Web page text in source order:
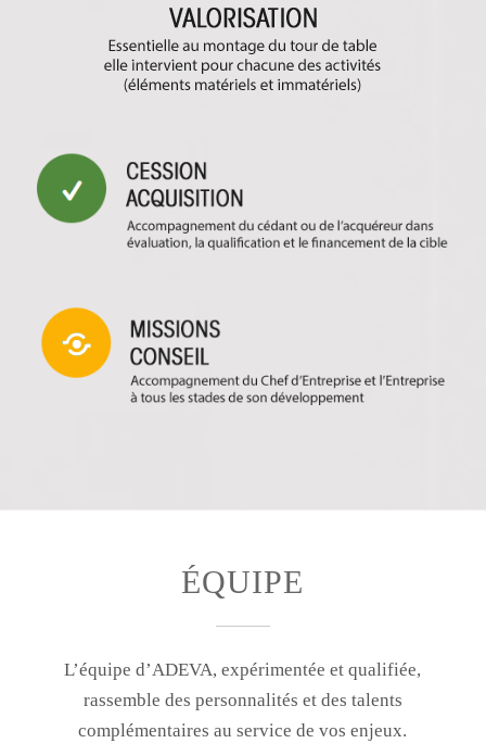
ÉQUIPE
L’équipe d’ADEVA, expérimentée et qualifiée,
rassemble des personnalités et des talents
complémentaires au service de vos enjeux.